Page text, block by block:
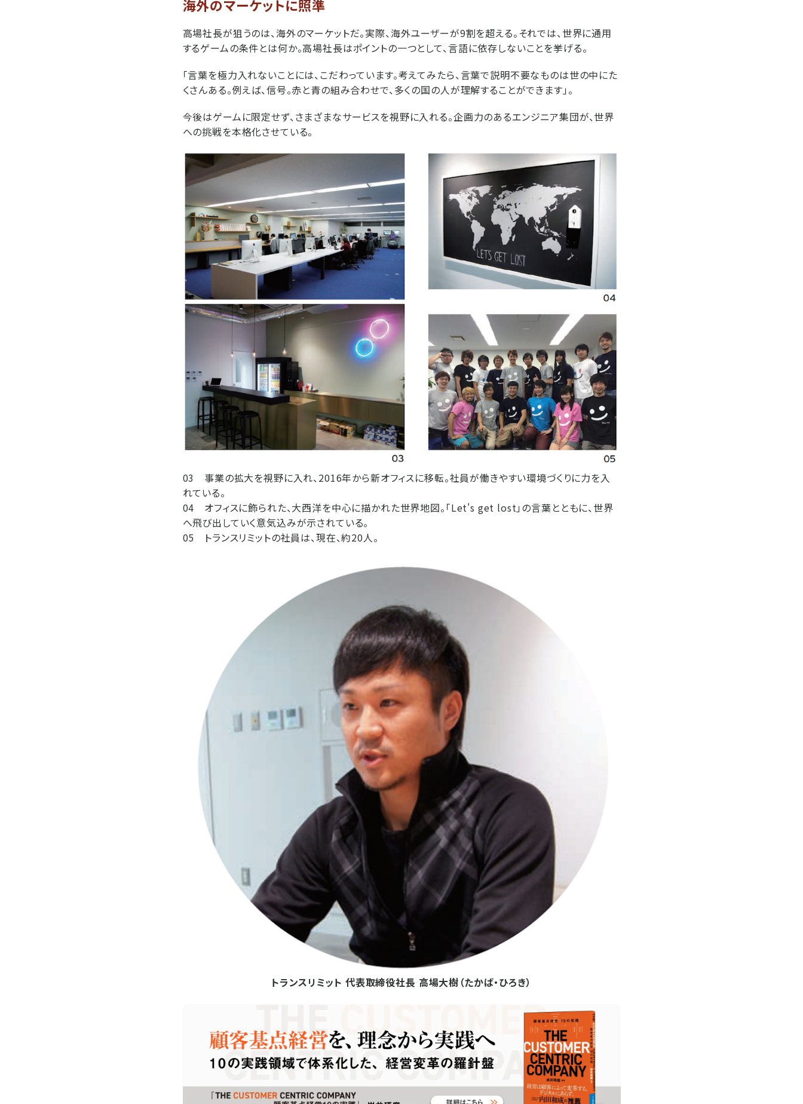
海外のマーケットに照準
高場社長が狙うのは、海外のマーケットだ。実際、海外ユーザーが9割を超える。それでは、世界に通用
するゲームの条件とは何か。高場社長はポイントの一つとして、言語に依存しないことを挙げる。
「言葉を極力入れないことには、こだわっています。考えてみたら、言葉で説明不要なものは世の中にた
くさんある。例えば、信号。赤と青の組み合わせで、多くの国の人が理解することができます」。
今後はゲームに限定せず、さまざまなサービスを視野に入れる。企画力のあるエンジニア集団が、世界
への挑戦を本格化させている。
03 事業の拡大を視野に入れ、2016年から新オフィスに移転。社員が働きやすい環境づくりに力を入
れている。
04 オフィスに飾られた、大西洋を中心に描かれた世界地図。「Let's get lost」の言葉とともに、世界
へ飛び出していく意気込みが示されている。
05 トランスリミットの社員は、現在、約20人。
トランスリミット 代表取締役社長 高場大樹（たかば・ひろき）